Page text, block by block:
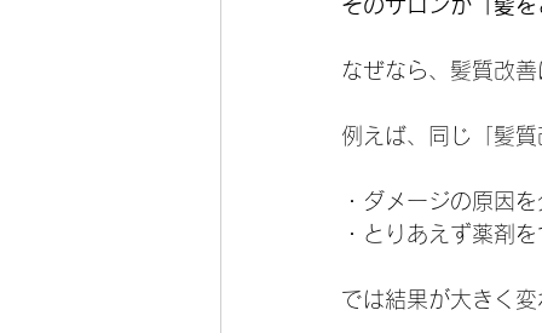
そのサロンが「髪
なぜなら、髪質改
例えば、同じ「髪
・ダメージの原因
・とりあえず薬剤
では結果が大きく